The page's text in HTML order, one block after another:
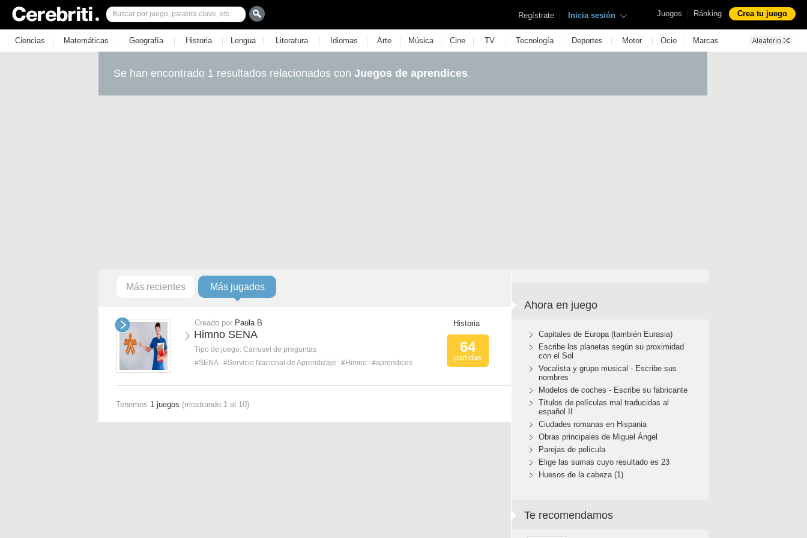
Juegos | Ránking Crea tu juego
Regístrate | Inicia sesión
Ciencias | Matemáticas | Geografía | Historia | Lengua | Literatura | Idiomas | Arte | Música | Cine | TV | Tecnología | Deportes | Motor | Ocio | Marcas
Se han encontrado 1 resultados relacionados con Juegos de aprendices.
Más recientes Más jugados
Creado por Paula B
Himno SENA
Tipo de juego: Carrusel de preguntas
#SENA #Servicio Nacional de Aprendizaje #Himno #aprendices
Historia
64
partidas
Tenemos 1 juegos (mostrando 1 al 10)
Ahora en juego
Capitales de Europa (también Eurasia)
Escribe los planetas según su proximidad
con el Sol
Vocalista y grupo musical - Escribe sus
nombres
Modelos de coches - Escribe su fabricante
Títulos de películas mal traducidas al
español II
Ciudades romanas en Hispania
Obras principales de Miguel Ángel
Parejas de película
Elige las sumas cuyo resultado es 23
Huesos de la cabeza (1)
Te recomendamos